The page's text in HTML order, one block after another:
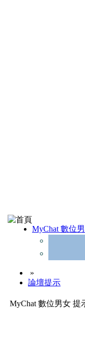
MyChat 數位
»
論壇提示
MyChat 數位男女 提